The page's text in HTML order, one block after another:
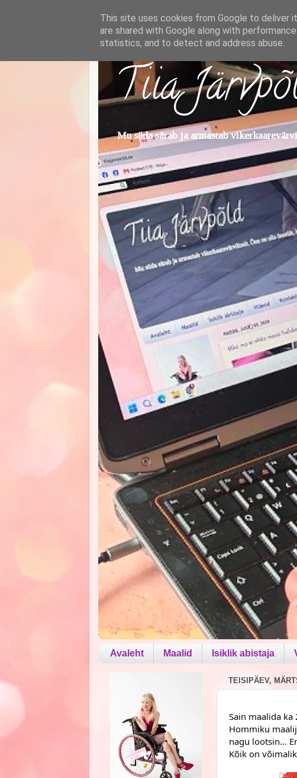
Tiia
Mu süda särab ja armastab
Avaleht Maalid Isiklik abistaja
TEISIPÄEV,
Sain maalida
Hommiku
nagu lootsin...
Kõik on võimalik
This site uses cookies from Google to deliver
are shared with Google along with
statistics, and to detect and address abuse.